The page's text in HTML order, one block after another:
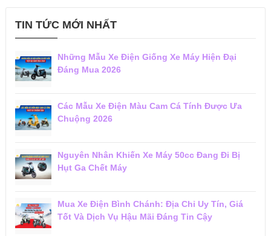
TIN TỨC MỚI NHẤT
Những Mẫu Xe Điện Giống Xe Máy Hiện Đại
Đáng Mua 2026
Các Mẫu Xe Điện Màu Cam Cá Tính Được Ưa
Chuộng 2026
Nguyên Nhân Khiến Xe Máy 50cc Đang Đi Bị
Hụt Ga Chết Máy
Mua Xe Điện Bình Chánh: Địa Chỉ Uy Tín, Giá
Tốt Và Dịch Vụ Hậu Mãi Đáng Tin Cậy